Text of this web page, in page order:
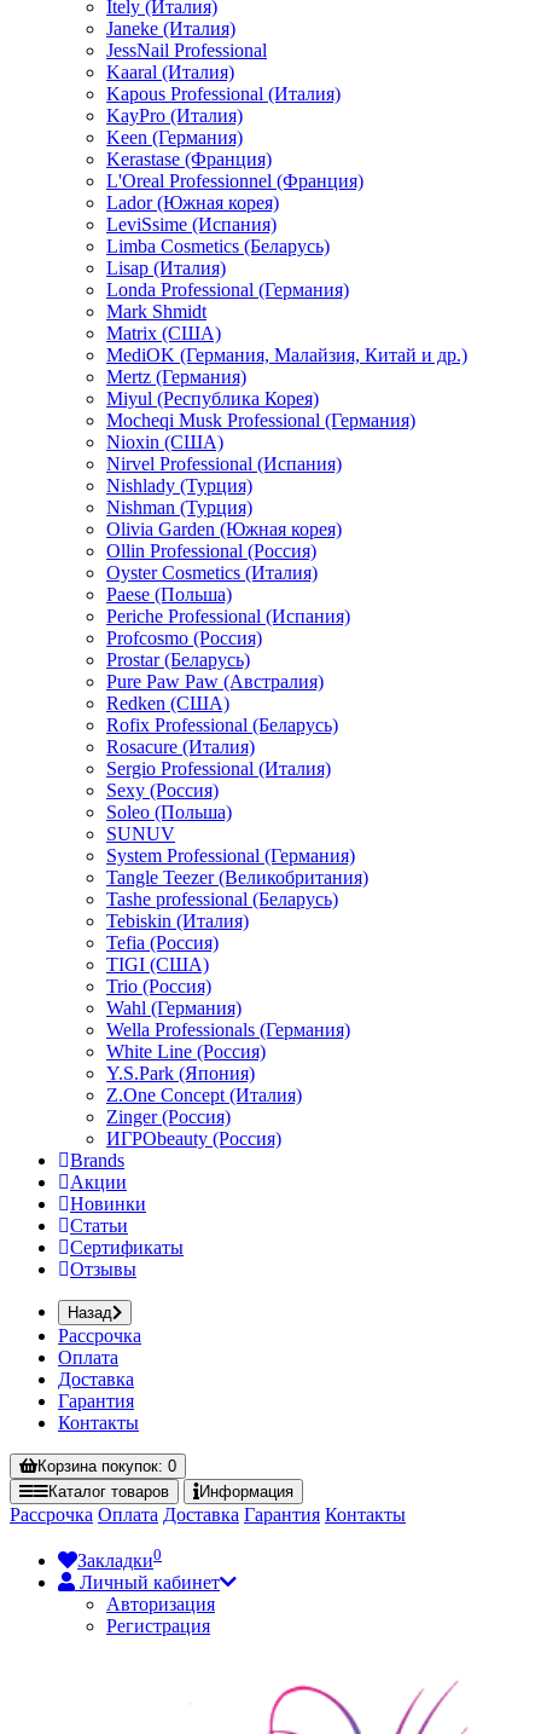
Itely (Италия)
Janeke (Италия)
JessNail Professional
Kaaral (Италия)
Kapous Professional (Италия)
KayPro (Италия)
Keen (Германия)
Kerastase (Франция)
L'Oreal Professionnel (Франция)
Lador (Южная корея)
LeviSsime (Испания)
Limba Cosmetics (Беларусь)
Lisap (Италия)
Londa Professional (Германия)
Mark Shmidt
Matrix (США)
MediOK (Германия, Малайзия, Китай и др.)
Mertz (Германия)
Miyul (Республика Корея)
Mocheqi Musk Professional (Германия)
Nioxin (США)
Nirvel Professional (Испания)
Nishlady (Турция)
Nishman (Турция)
Olivia Garden (Южная корея)
Ollin Professional (Россия)
Oyster Cosmetics (Италия)
Paese (Польша)
Periche Professional (Испания)
Profcosmo (Россия)
Prostar (Беларусь)
Pure Paw Paw (Австралия)
Redken (США)
Rofix Professional (Беларусь)
Rosacure (Италия)
Sergio Professional (Италия)
Sexy (Россия)
Soleo (Польша)
SUNUV
System Professional (Германия)
Tangle Teezer (Великобритания)
Tashe professional (Беларусь)
Tebiskin (Италия)
Tefia (Россия)
TIGI (США)
Trio (Россия)
Wahl (Германия)
Wella Professionals (Германия)
White Line (Россия)
Y.S.Park (Япония)
Z.One Concept (Италия)
Zinger (Россия)
ИГРОbeauty (Россия)
Brands
Акции
Новинки
Статьи
Сертификаты
Отзывы
Назад
Рассрочка
Оплата
Доставка
Гарантия
Контакты
Корзинапокупок: 0
Каталог товаров Информация
Рассрочка Оплата Доставка Гарантия Контакты
Закладки0
Личный кабинет
Авторизация
Регистрация